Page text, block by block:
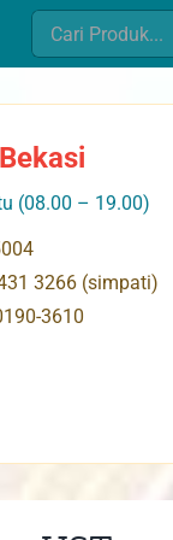
Search
for:
(08.00 – 19.00)
3266 (simpati)
3610